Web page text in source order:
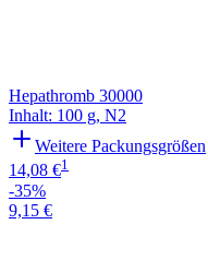
Hepathromb 30000
Inhalt: 100 g, N2
Weitere Packungsgrößen
14,08 €1
-35%
9,15 €